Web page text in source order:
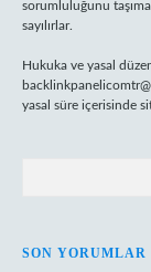
sorumluluğunu
sayılırlar.
Hukuka ve yasal
yasal süre içerisinde
SON YORUMLAR